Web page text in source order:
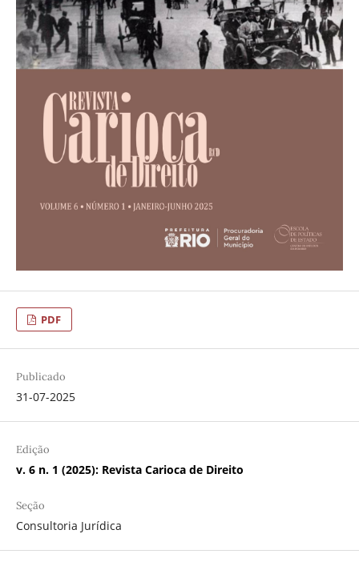
PDF
Publicado
31-07-2025
Edição
v. 6 n. 1 (2025): Revista Carioca de Direito
Seção
Consultoria Jurídica